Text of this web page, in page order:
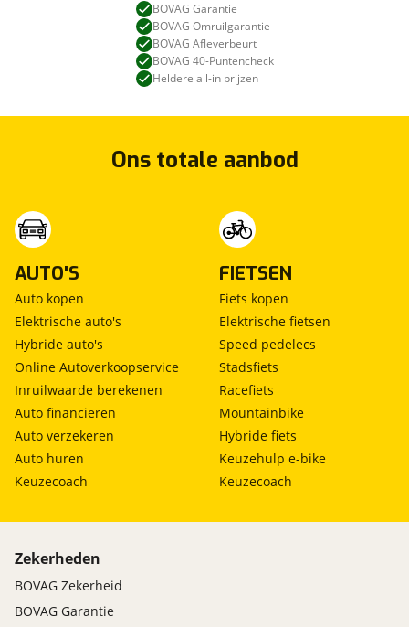
BOVAG Garantie
BOVAG Omruilgarantie
BOVAG Afleverbeurt
BOVAG 40-Puntencheck
Heldere all-in prijzen
Ons totale aanbod
AUTO'S
Auto kopen
Elektrische auto's
Hybride auto's
Online Autoverkoopservice
Inruilwaarde berekenen
Auto financieren
Auto verzekeren
Auto huren
Keuzecoach
FIETSEN
Fiets kopen
Elektrische fietsen
Speed pedelecs
Stadsfiets
Racefiets
Mountainbike
Hybride fiets
Keuzehulp e-bike
Keuzecoach
Zekerheden
BOVAG Zekerheid
BOVAG Garantie